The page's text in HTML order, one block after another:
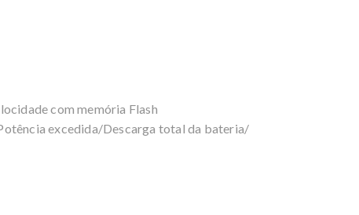
com memória Flash
excedida/Descarga total da bateria/